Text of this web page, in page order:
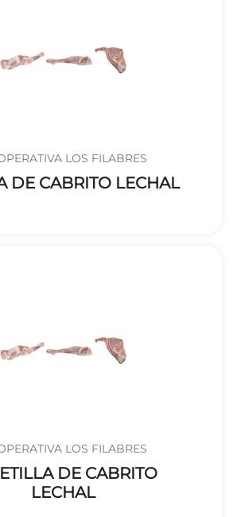
LOS FILABRES
DE CABRITO LECHAL
LOS FILABRES
DE CABRITO
LECHAL